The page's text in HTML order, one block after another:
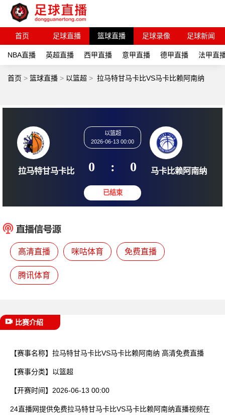
首页 足球直播 篮球直播 足球录像 足球新闻
NBA直播 英超直播 西甲直播 意甲直播 德甲直播 法甲直
首页 > 篮球直播 > 以篮超 > 拉马特甘马卡比VS马卡比赖阿南纳
拉马特甘马卡比
以篮超
2026-06-13 00:00
0 : 0 马卡比
高清直播 咪咕体育 免费直播
腾讯体育
比赛介绍
【赛事名称】 拉马特甘马卡比VS马卡比赖阿南纳 高清免费直播
【赛事分类】 以篮超
【开赛时间】 2026-06-13 00:00
24直播网提供免费拉马特甘马卡比VS马卡比赖阿南纳直播视频在